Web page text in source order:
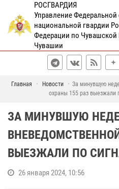
РОСГВАРДИЯ
Управление
национальной гвардии
Федерации по Чувашской
Чувашии
Главная Новости
За минувшую
охраны 155 раз выезжали
ЗА МИНУВШУЮ
ВЫЕЗЖАЛИ ПО
26 января 2024, 10:56